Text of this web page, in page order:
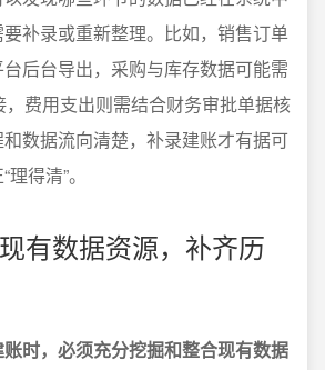
补录或重新整理。比如，销售订单
后台导出，采购与库存数据可能需
费用支出则需结合财务审批单据核
数据流向清楚，补录建账才有据可
得清”。
有数据资源，补齐历
时，必须充分挖掘和整合现有数据